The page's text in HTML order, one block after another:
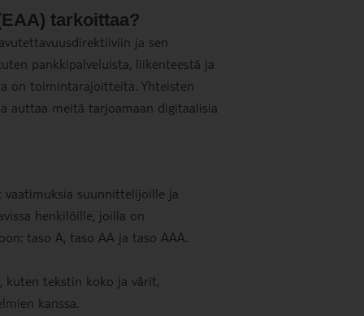
tarkoittaa?
ja sen
pankkipalveluista, liikenteestä ja
on toimintarajoitteita. Yhteisten
auttaa meitä tarjoamaan digitaalisia
vaatimuksia suunnittelijoille ja
henkilöille, joilla on
taso A, taso AA ja taso AAA.
kuten tekstin koko ja värit,
kanssa.